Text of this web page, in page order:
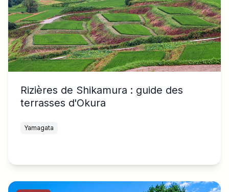
Rizières de Shikamura : guide des
terrasses d'Okura
Yamagata